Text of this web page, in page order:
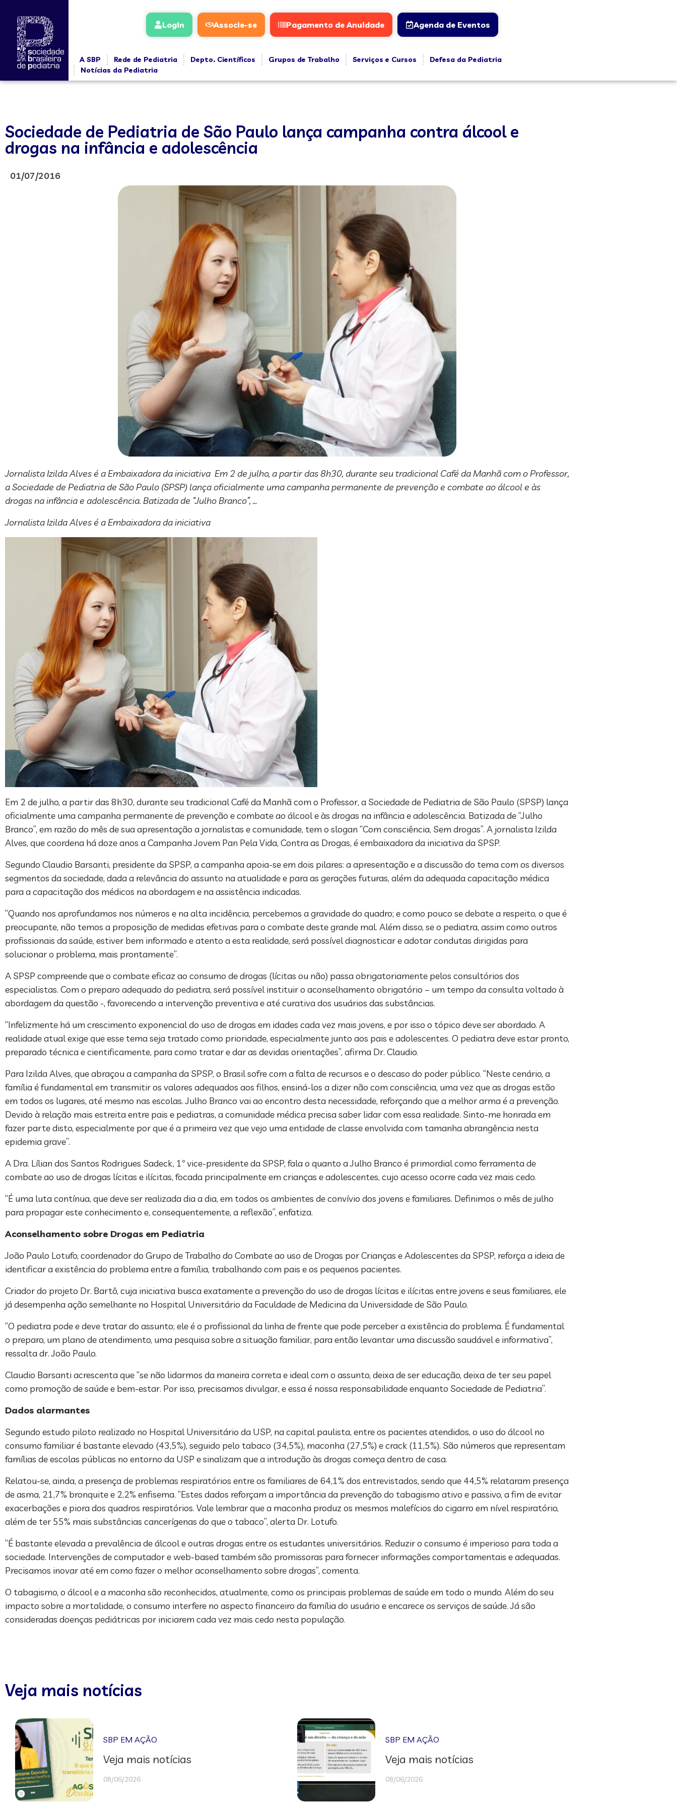
Login Associe-se Pagamento de Anuidade Agenda de Eventos
A SBP Rede de Pediatria Depto. Científicos Grupos de Trabalho Serviços e Cursos
Defesa da Pediatria
Notícias da Pediatria
Sociedade de Pediatria de São Paulo lança campanha contra álcool e
drogas na infância e adolescência
01/07/2016
Jornalista Izilda Alves é a Embaixadora da iniciativa Em 2 de julho, a partir das 8h30, durante seu tradicional Café da Manhã com o Professor,
a Sociedade de Pediatria de São Paulo (SPSP) lança oficialmente uma campanha permanente de prevenção e combate ao álcool e às
drogas na infância e adolescência. Batizada de “Julho Branco”, …
Jornalista Izilda Alves é a Embaixadora da iniciativa
Em 2 de julho, a partir das 8h30, durante seu tradicional Café da Manhã com o Professor, a Sociedade de Pediatria de São Paulo (SPSP) lança
oficialmente uma campanha permanente de prevenção e combate ao álcool e às drogas na infância e adolescência. Batizada de “Julho
Branco”, em razão do mês de sua apresentação a jornalistas e comunidade, tem o slogan “Com consciência, Sem drogas”. A jornalista Izilda
Alves, que coordena há doze anos a Campanha Jovem Pan Pela Vida, Contra as Drogas, é embaixadora da iniciativa da SPSP.
Segundo Claudio Barsanti, presidente da SPSP, a campanha apoia-se em dois pilares: a apresentação e a discussão do tema com os diversos
segmentos da sociedade, dada a relevância do assunto na atualidade e para as gerações futuras, além da adequada capacitação médica
para a capacitação dos médicos na abordagem e na assistência indicadas.
“Quando nos aprofundamos nos números e na alta incidência, percebemos a gravidade do quadro; e como pouco se debate a respeito, o que é
preocupante, não temos a proposição de medidas efetivas para o combate deste grande mal. Além disso, se o pediatra, assim como outros
profissionais da saúde, estiver bem informado e atento a esta realidade, será possível diagnosticar e adotar condutas dirigidas para
solucionar o problema, mais prontamente”.
A SPSP compreende que o combate eficaz ao consumo de drogas (lícitas ou não) passa obrigatoriamente pelos consultórios dos
especialistas. Com o preparo adequado do pediatra, será possível instituir o aconselhamento obrigatório – um tempo da consulta voltado à
abordagem da questão -, favorecendo a intervenção preventiva e até curativa dos usuários das substâncias.
“Infelizmente há um crescimento exponencial do uso de drogas em idades cada vez mais jovens, e por isso o tópico deve ser abordado. A
realidade atual exige que esse tema seja tratado como prioridade, especialmente junto aos pais e adolescentes. O pediatra deve estar pronto,
preparado técnica e cientificamente, para como tratar e dar as devidas orientações”, afirma Dr. Claudio.
Para Izilda Alves, que abraçou a campanha da SPSP, o Brasil sofre com a falta de recursos e o descaso do poder público. “Neste cenário, a
família é fundamental em transmitir os valores adequados aos filhos, ensiná-los a dizer não com consciência, uma vez que as drogas estão
em todos os lugares, até mesmo nas escolas. Julho Branco vai ao encontro desta necessidade, reforçando que a melhor arma é a prevenção.
Devido à relação mais estreita entre pais e pediatras, a comunidade médica precisa saber lidar com essa realidade. Sinto-me honrada em
fazer parte disto, especialmente por que é a primeira vez que vejo uma entidade de classe envolvida com tamanha abrangência nesta
epidemia grave”.
A Dra. Lílian dos Santos Rodrigues Sadeck, 1º vice-presidente da SPSP, fala o quanto a Julho Branco é primordial como ferramenta de
combate ao uso de drogas lícitas e ilícitas, focada principalmente em crianças e adolescentes, cujo acesso ocorre cada vez mais cedo.
“É uma luta contínua, que deve ser realizada dia a dia, em todos os ambientes de convívio dos jovens e familiares. Definimos o mês de julho
para propagar este conhecimento e, consequentemente, a reflexão”, enfatiza.
Aconselhamento sobre Drogas em Pediatria
João Paulo Lotufo, coordenador do Grupo de Trabalho do Combate ao uso de Drogas por Crianças e Adolescentes da SPSP, reforça a ideia de
identificar a existência do problema entre a família, trabalhando com pais e os pequenos pacientes.
Criador do projeto Dr. Bartô, cuja iniciativa busca exatamente a prevenção do uso de drogas lícitas e ilícitas entre jovens e seus familiares, ele
já desempenha ação semelhante no Hospital Universitário da Faculdade de Medicina da Universidade de São Paulo.
“O pediatra pode e deve tratar do assunto; ele é o profissional da linha de frente que pode perceber a existência do problema. É fundamental
o preparo, um plano de atendimento, uma pesquisa sobre a situação familiar, para então levantar uma discussão saudável e informativa”,
ressalta dr. João Paulo.
Claudio Barsanti acrescenta que “se não lidarmos da maneira correta e ideal com o assunto, deixa de ser educação, deixa de ter seu papel
como promoção de saúde e bem-estar. Por isso, precisamos divulgar, e essa é nossa responsabilidade enquanto Sociedade de Pediatria”.
Dados alarmantes
Segundo estudo piloto realizado no Hospital Universitário da USP, na capital paulista, entre os pacientes atendidos, o uso do álcool no
consumo familiar é bastante elevado (43,5%), seguido pelo tabaco (34,5%), maconha (27,5%) e crack (11,5%). São números que representam
famílias de escolas públicas no entorno da USP e sinalizam que a introdução às drogas começa dentro de casa.
Relatou-se, ainda, a presença de problemas respiratórios entre os familiares de 64,1% dos entrevistados, sendo que 44,5% relataram presença
de asma, 21,7% bronquite e 2,2% enfisema. “Estes dados reforçam a importância da prevenção do tabagismo ativo e passivo, a fim de evitar
exacerbações e piora dos quadros respiratórios. Vale lembrar que a maconha produz os mesmos malefícios do cigarro em nível respiratório,
além de ter 55% mais substâncias cancerígenas do que o tabaco”, alerta Dr. Lotufo.
“É bastante elevada a prevalência de álcool e outras drogas entre os estudantes universitários. Reduzir o consumo é imperioso para toda a
sociedade. Intervenções de computador e web-based também são promissoras para fornecer informações comportamentais e adequadas.
Precisamos inovar até em como fazer o melhor aconselhamento sobre drogas”, comenta.
O tabagismo, o álcool e a maconha são reconhecidos, atualmente, como os principais problemas de saúde em todo o mundo. Além do seu
impacto sobre a mortalidade, o consumo interfere no aspecto financeiro da família do usuário e encarece os serviços de saúde. Já são
consideradas doenças pediátricas por iniciarem cada vez mais cedo nesta população.
Veja mais notícias
SBP EM AÇÃO
Veja mais notícias
08/06/2026
SBP EM AÇÃO
Veja mais notícias
08/06/2026